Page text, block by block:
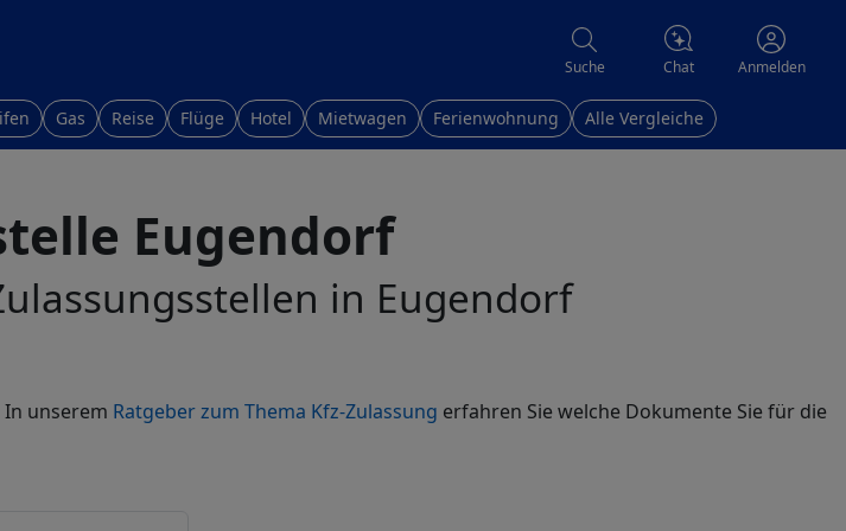
Suche Chat Anmelden
Gas Reise Flüge Hotel Mietwagen Ferienwohnung Alle Vergleiche
Eugendorf
in Eugendorf
unserem Ratgeber zum Thema Kfz-Zulassung erfahren Sie welche Dokumente Sie für die